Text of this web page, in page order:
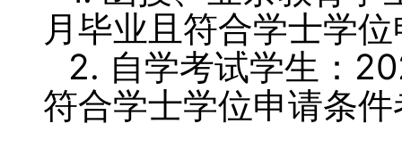
月毕业且符合学士学
2. 自学考试学生：
符合学士学位申请条